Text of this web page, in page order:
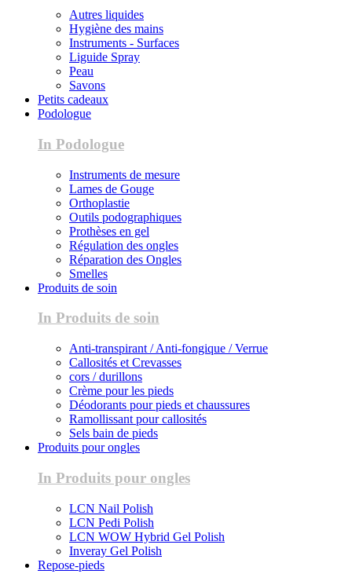
Autres liquides
Hygiène des mains
Instruments - Surfaces
Liguide Spray
Peau
Savons
Petits cadeaux
Podologue
In Podologue
Instruments de mesure
Lames de Gouge
Orthoplastie
Outils podographiques
Prothèses en gel
Régulation des ongles
Réparation des Ongles
Smelles
Produits de soin
In Produits de soin
Anti-transpirant / Anti-fongique / Verrue
Callosités et Crevasses
cors / durillons
Crème pour les pieds
Déodorants pour pieds et chaussures
Ramollissant pour callosités
Sels bain de pieds
Produits pour ongles
In Produits pour ongles
LCN Nail Polish
LCN Pedi Polish
LCN WOW Hybrid Gel Polish
Inveray Gel Polish
Repose-pieds